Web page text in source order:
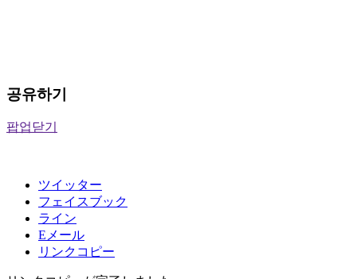
공유하기
팝업닫기
ツイッター
フェイスブック
ライン
Eメール
リンクコピー